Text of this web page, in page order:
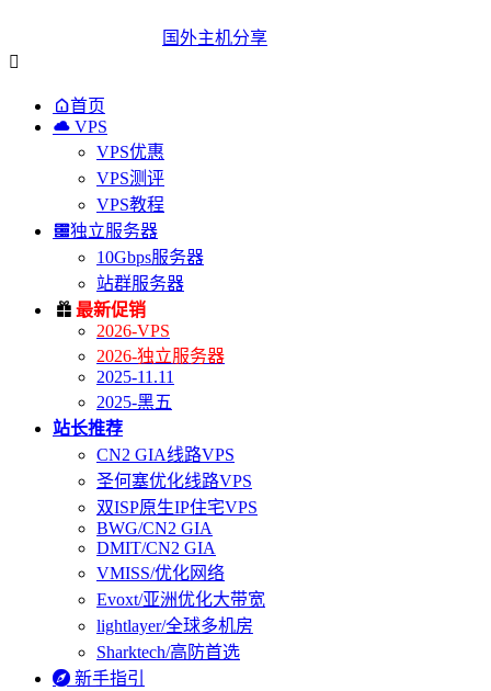
国外主机分享

首页
 VPS
VPS优惠
VPS测评
VPS教程
独立服务器
10Gbps服务器
站群服务器
 最新促销
2026-VPS
2026-独立服务器
2025-11.11
2025-黑五
站长推荐
CN2 GIA线路VPS
圣何塞优化线路VPS
双ISP原生IP住宅VPS
BWG/CN2 GIA
DMIT/CN2 GIA
VMISS/优化网络
Evoxt/亚洲优化大带宽
lightlayer/全球多机房
Sharktech/高防首选
 新手指引